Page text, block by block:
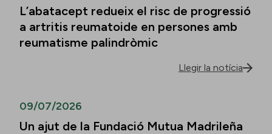
L’abatacept redueix el risc de progressió
a artritis reumatoide en persones amb
reumatisme palindròmic
Llegir la notícia
09/07/2026
Un ajut de la Fundació Mutua Madrileña